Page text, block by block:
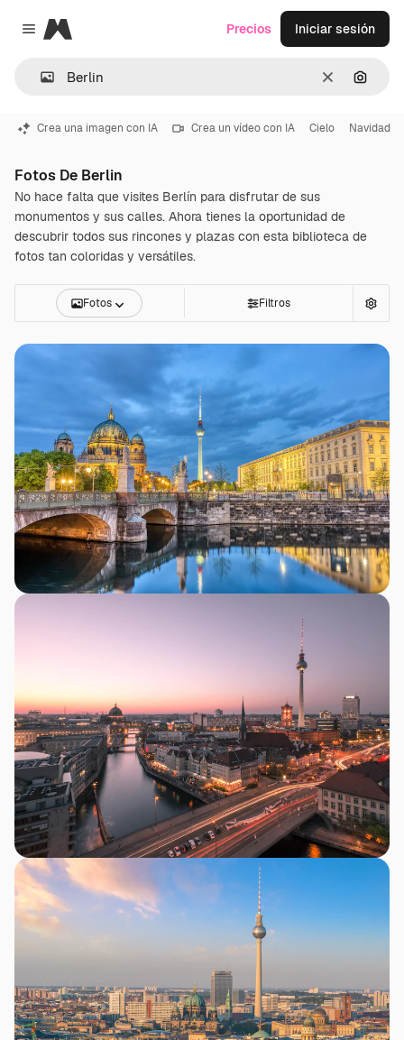
Close menu
Magnific
Borrar
Precios Iniciar sesión
Crea una imagen con IA Crea un vídeo con IA Cielo Navidad
Fotos De Berlin
No hace falta que visites Berlín para disfrutar de sus
monumentos y sus calles. Ahora tienes la oportunidad de
descubrir todos sus rincones y plazas con esta biblioteca de
fotos tan coloridas y versátiles.
Fotos Filtros